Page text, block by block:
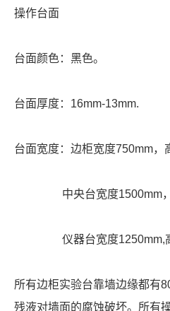
操作台面
台面颜色：黑色。
台面厚度：16mm-13mm.
台面宽度：边柜宽度750mm，
中央台宽度1500mm，
仪器台宽度1250mm,高
所有边柜实验台靠墙边缘都有
残液对墙面的腐蚀破坏。所有